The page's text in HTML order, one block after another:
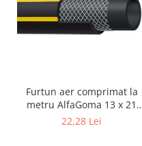
Furtun aer comprimat la
metru AlfaGoma 13 x 21
mm, 20 bar, rezistent la
22,28 Lei